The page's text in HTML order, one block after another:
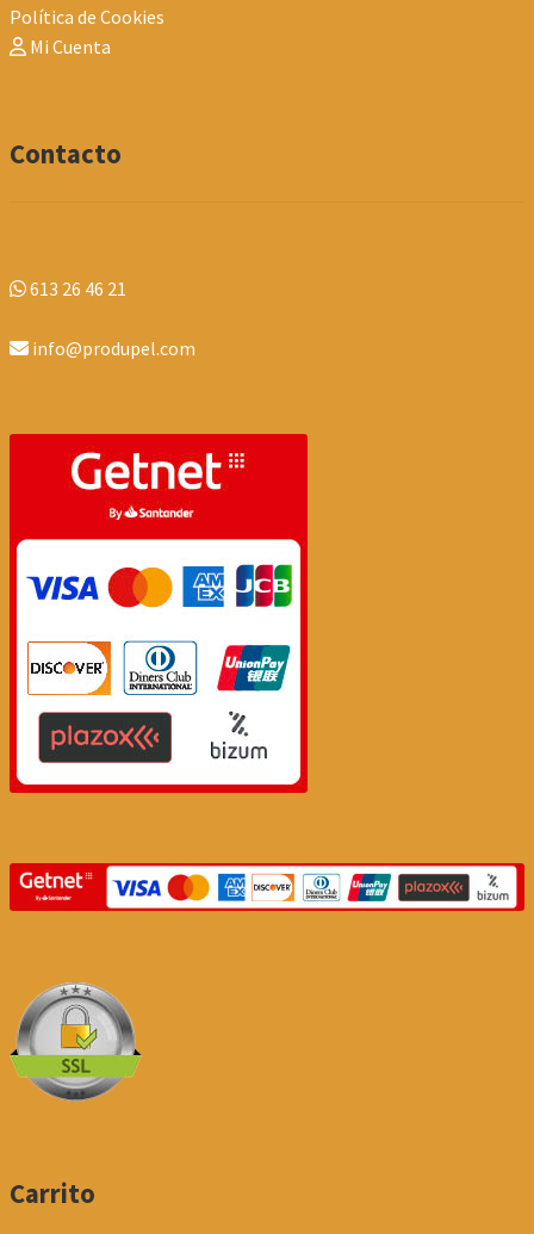
Política de Cookies
Mi Cuenta
Contacto
613 26 46 21
info@produpel.com
Carrito